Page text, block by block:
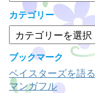
カ
イ
ブ
カテゴリー
テ
ゴ
リ
ー
ブックマーク
ベイスターズを語る
マンガフル